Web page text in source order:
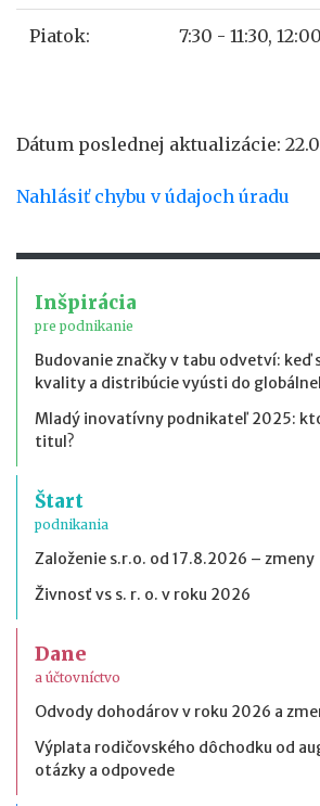
Piatok: 7:30 - 11:30,
Dátum poslednej aktualizácie:
Nahlásiť chybu v údajoch úradu
Inšpirácia
pre podnikanie
Budovanie značky v tabu odvetví: keď
kvality a distribúcie vyústi do
Mladý inovatívny podnikateľ 2025:
titul?
Štart
podnikania
Založenie s.r.o. od 17.8.2026 – zmeny
Živnosť vs s. r. o. v roku 2026
Dane
a účtovníctvo
Odvody dohodárov v roku 2026 a
Výplata rodičovského dôchodku od
otázky a odpovede